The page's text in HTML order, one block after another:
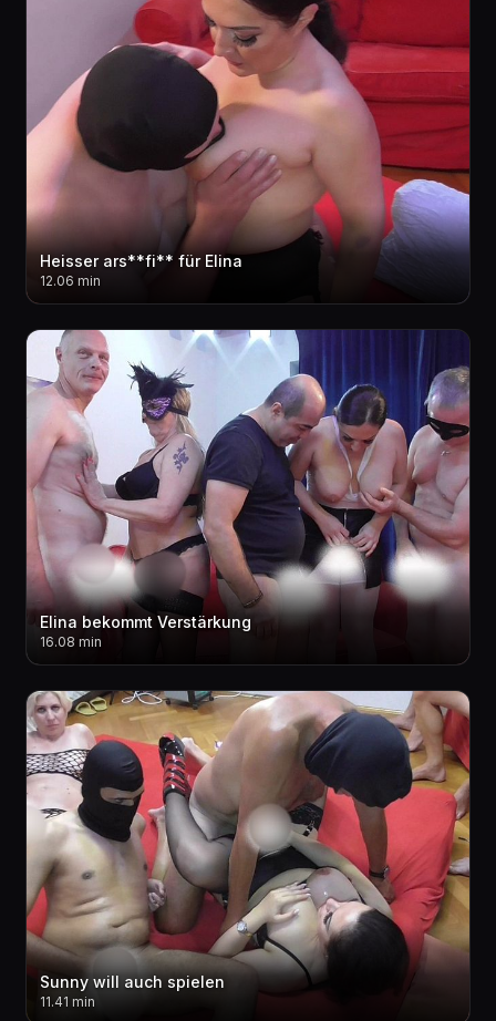
Heisser ars**fi** für Elina
12.06 min
Elina bekommt Verstärkung
16.08 min
Sunny will auch spielen
11.41 min